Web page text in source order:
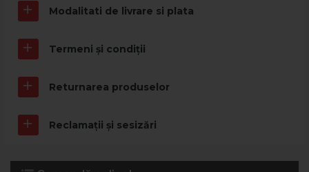
Modalitati de livrare si plata
Termeni și condiții
Returnarea produselor
Reclamații și sesizări